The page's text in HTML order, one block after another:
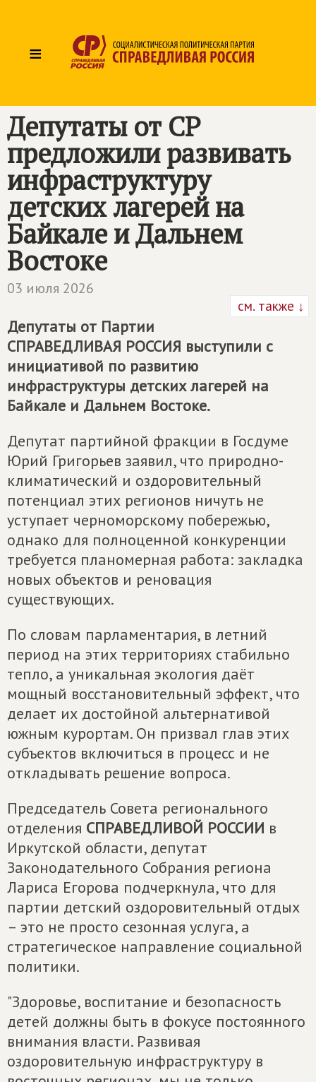
≡
Депутаты от СР
предложили развивать
инфраструктуру
детских лагерей на
Байкале и Дальнем
Востоке
03 июля 2026
см. также ↓
Депутаты от Партии
СПРАВЕДЛИВАЯ РОССИЯ выступили с
инициативой по развитию
инфраструктуры детских лагерей на
Байкале и Дальнем Востоке.
Депутат партийной фракции в Госдуме
Юрий Григорьев заявил, что природно-
климатический и оздоровительный
потенциал этих регионов ничуть не
уступает черноморскому побережью,
однако для полноценной конкуренции
требуется планомерная работа: закладка
новых объектов и реновация
существующих.
По словам парламентария, в летний
период на этих территориях стабильно
тепло, а уникальная экология даёт
мощный восстановительный эффект, что
делает их достойной альтернативой
южным курортам. Он призвал глав этих
субъектов включиться в процесс и не
откладывать решение вопроса.
Председатель Совета регионального
отделения СПРАВЕДЛИВОЙ РОССИИ в
Иркутской области, депутат
Законодательного Собрания региона
Лариса Егорова подчеркнула, что для
партии детский оздоровительный отдых
– это не просто сезонная услуга, а
стратегическое направление социальной
политики.
"Здоровье, воспитание и безопасность
детей должны быть в фокусе постоянного
внимания власти. Развивая
оздоровительную инфраструктуру в